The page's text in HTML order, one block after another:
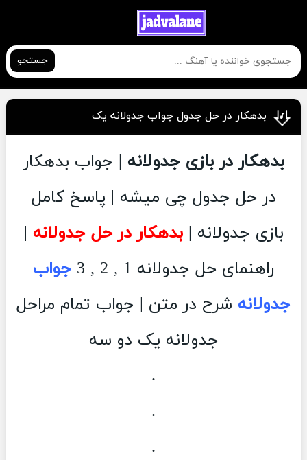
جستجو
بدهکار در حل جدول جواب جدولانه یک
بدهکار در بازی جدولانه | جواب بدهکار
در حل جدول چی میشه | پاسخ کامل
بازی جدولانه |بدهکار در حل جدولانه |
راهنمای حل جدولانه 1 , 2 , 3
جواب
جدولانه شرح در متن | جواب تمام مراحل
جدولانه یک دو سه
.
.
.